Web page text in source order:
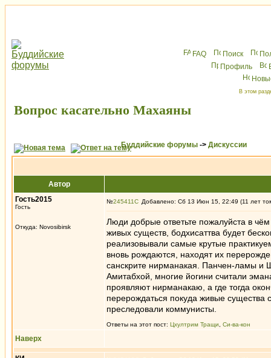
FAQ Поиск
Профиль
В этом
Вопрос касательно Махаяны
Буддийские форумы -> Дискуссии
Автор
Гость2015
Гость
Откуда: Novosibirsk
№245411 Добавлено: Сб 13 Июн 15, 22:49 (11 лет
Люди добрые ответьте пожалуйста в
живых существ, бодхисаттва будет
реализовывали самые крутые
вновь рождаются, находят их
санскрите нирманакая. Панчен-ламы
Амитабхой, многие йогини считали
проявляют нирманакаю, а где тогда
перерождаться покуда живые существа
преследовали коммунисты.
Ответы на этот пост: Цхултрим Тращи Си-ва-кон
Наверх